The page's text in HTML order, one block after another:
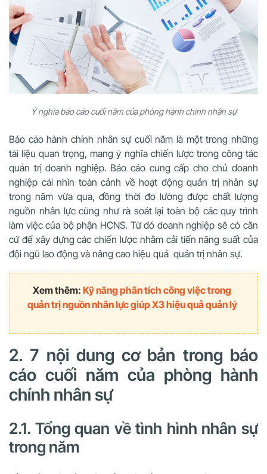
Ý nghĩa báo cáo cuối năm của phòng hành chính nhân sự
Báo cáo hành chính nhân sự cuối năm là một trong những
tài liệu quan trọng, mang ý nghĩa chiến lược trong công tác
quản trị doanh nghiệp. Báo cáo cung cấp cho chủ doanh
nghiệp cái nhìn toàn cảnh về hoạt động quản trị nhân sự
trong năm vừa qua, đồng thời đo lường được chất lượng
nguồn nhân lực cũng như rà soát lại toàn bộ các quy trình
làm việc của bộ phận HCNS. Từ đó doanh nghiệp sẽ có căn
cứ để xây dựng các chiến lược nhằm cải tiến năng suất của
đội ngũ lao động và nâng cao hiệu quả quản trị nhân sự.
Xem thêm: Kỹ năng phân tích công việc trong
quản trị nguồn nhân lực giúp X3 hiệu quả quản lý
2. 7 nội dung cơ bản trong báo
cáo cuối năm của phòng hành
chính nhân sự
2.1. Tổng quan về tình hình nhân sự
trong năm